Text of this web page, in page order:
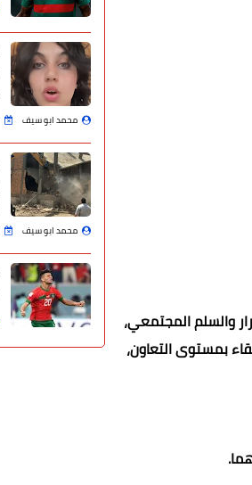
والسلم المجتمعي،
بمستوى التعاون،
محمد ابو سيف
محمد ابو سيف